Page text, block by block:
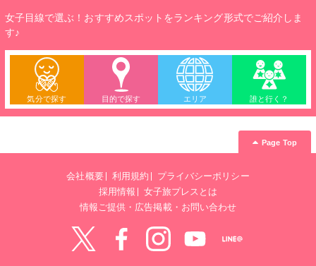
女子目線で選ぶ！おすすめスポットをランキング形式でご紹介しま
す♪
気分で探す 目的で探す エリア 誰と行く？
Page Top
会社概要 利用規約
プライバシーポリシー
採用情報
女子旅プレスとは
情報ご提供・広告掲載・お問い合わせ